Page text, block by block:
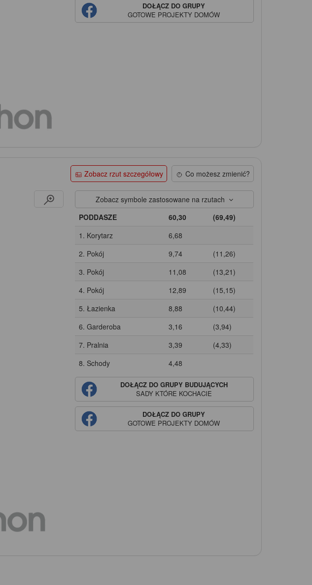
DOŁĄCZ DO GRUPY
GOTOWE PROJEKTY DOMÓW
Zobacz rzut szczegółowy Co możesz zmienić?
Zobacz symbole zastosowane na rzutach
PODDASZE
60,30
(69,49)
1. Korytarz
6,68
2. Pokój
9,74
(11,26)
3. Pokój
11,08
(13,21)
4. Pokój
12,89
(15,15)
5. Łazienka
8,88
(10,44)
6. Garderoba
3,16
(3,94)
7. Pralnia
3,39
(4,33)
8. Schody
4,48
DOŁĄCZ DO GRUPY BUDUJĄCYCH
SADYKTÓRE KOCHACIE
DOŁĄCZ DO GRUPY
GOTOWE PROJEKTY DOMÓW